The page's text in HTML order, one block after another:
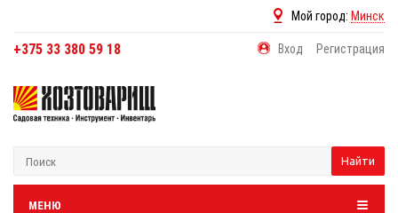
Мой город: Минск
+375 33 380 59 18 Вход Регистрация
Найти
МЕНЮ